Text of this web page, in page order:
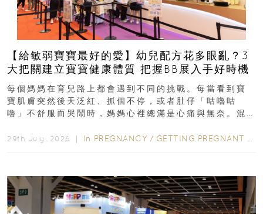
【給敏弱寶寶最好的愛】幼兒配方花多眼亂？3
大把關建立寶寶健康體質 把握BB展入手好時機
每個媽媽在育兒路上都會遇到不同的挑戰。每當看到寶
寶肌膚突然後天泛紅、抓個不停，或者肚仔「咕嚕咕
嚕」不舒服而哭鬧時，媽媽心裡總滿是心痛與無奈。混
29th July, 2026 ｜ In PREGNANCY / GETTING PREGNANT